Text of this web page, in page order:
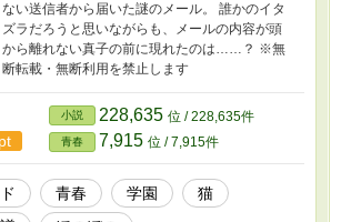
ない送信者から届いた謎のメール。 誰かのイタ
ズラだろうと思いながらも、メールの内容が頭
から離れない真子の前に現れたのは……？ ※無
断転載・無断利用を禁止します
小説 228,635 位 / 228,635件
青春 7,915 位 / 7,915件
青春 学園
猫